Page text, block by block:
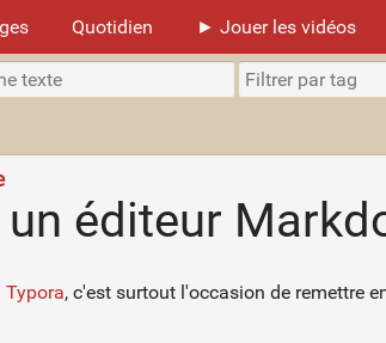
Quotidien ► Jouer les vidéos
éditeur
Typora, c'est surtout l'occasion de remettre